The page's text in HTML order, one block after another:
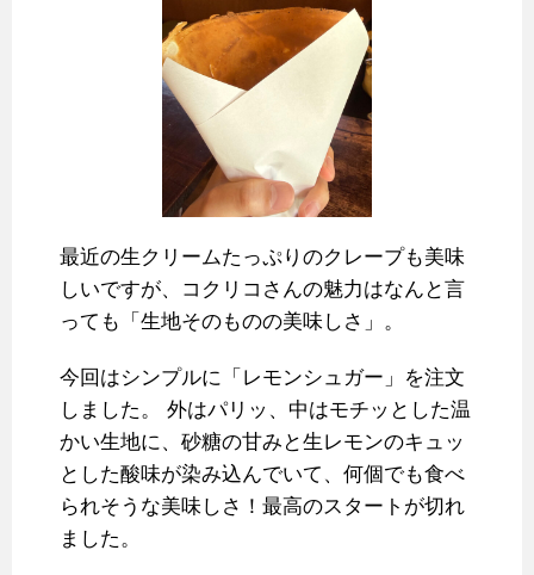
最近の生クリームたっぷりのクレープも美味
しいですが、コクリコさんの魅力はなんと言
っても「生地そのものの美味しさ」。
今回はシンプルに「レモンシュガー」を注文
しました。 外はパリッ、中はモチッとした温
かい生地に、砂糖の甘みと生レモンのキュッ
とした酸味が染み込んでいて、何個でも食べ
られそうな美味しさ！最高のスタートが切れ
ました。